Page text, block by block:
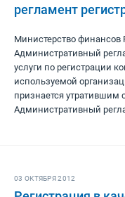
регламент
Министерство финансов
Административный
услуги по регистрации
используемой
признается утратившим
Административный
03 ОКТЯБРЯ 2012